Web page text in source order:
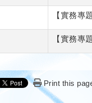
【實務專
【實務專
Print this